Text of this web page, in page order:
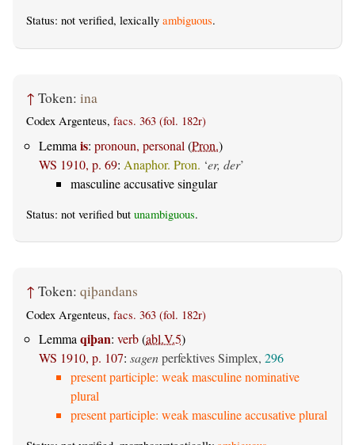
Status: not verified, lexically ambiguous.
↑ Token: ina
Codex Argenteus, facs. 363 (fol. 182r)
Lemma is: pronoun, personal (Pron.)
WS 1910, p. 69: Anaphor. Pron. ‘er, der’
masculine accusative singular
Status: not verified but unambiguous.
↑ Token: qiþandans
Codex Argenteus, facs. 363 (fol. 182r)
Lemma qiþan: verb(abl.V.5)
WS 1910, p. 107: sagenperfektives Simplex, 296
present participle: weak masculine nominative
plural
present participle: weak masculine accusative plural